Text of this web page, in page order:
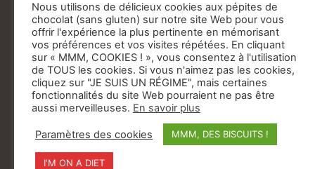
Nous utilisons de délicieux cookies aux pépites de
chocolat (sans gluten) sur notre site Web pour vous
offrir l'expérience la plus pertinente en mémorisant
vos préférences et vos visites répétées. En cliquant
sur « MMM, COOKIES ! », vous consentez à l'utilisation
de TOUS les cookies. Si vous n'aimez pas les cookies,
cliquez sur "JE SUIS UN RÉGIME", mais certaines
fonctionnalités du site Web pourraient ne pas être
aussi merveilleuses. En savoir plus
Paramètres des cookies MMM, DES BISCUITS !
I'M ON A DIET